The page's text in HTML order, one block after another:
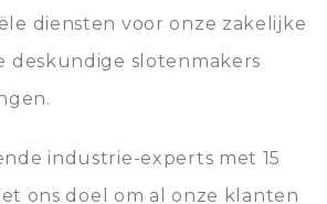
diensten voor onze zakelijke
deskundige slotenmakers
industrie-experts met 15
ons doel om al onze klanten